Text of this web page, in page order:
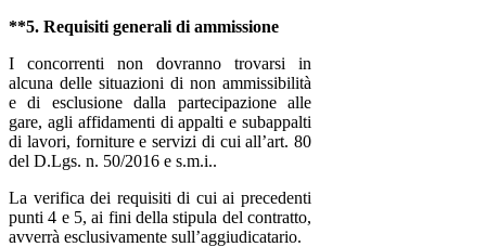
**5. Requisiti generali di ammissione
I concorrenti non dovranno trovarsi in
alcuna delle situazioni di non ammissibilità
e di esclusione dalla partecipazione alle
gare, agli affidamenti di appalti e subappalti
di lavori, forniture e servizi di cui all’art. 80
del D.Lgs. n. 50/2016 e s.m.i..
La verifica dei requisiti di cui ai precedenti
punti 4 e 5, ai fini della stipula del contratto,
avverrà esclusivamente sull’aggiudicatario.